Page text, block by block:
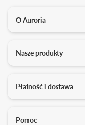
O Auroria
Kontakt
Kariera
Studio projektowe
Nasze produkty
Obrączki ślubne
Płatność i dostawa
Pomoc